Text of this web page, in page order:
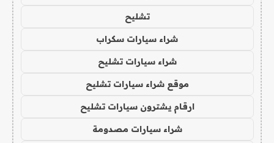
تشليح
شراء سيارات سكراب
شراء سيارات تشليح
موقع شراء سيارات تشليح
ارقام يشترون سيارات تشليح
شراء سيارات مصدومة